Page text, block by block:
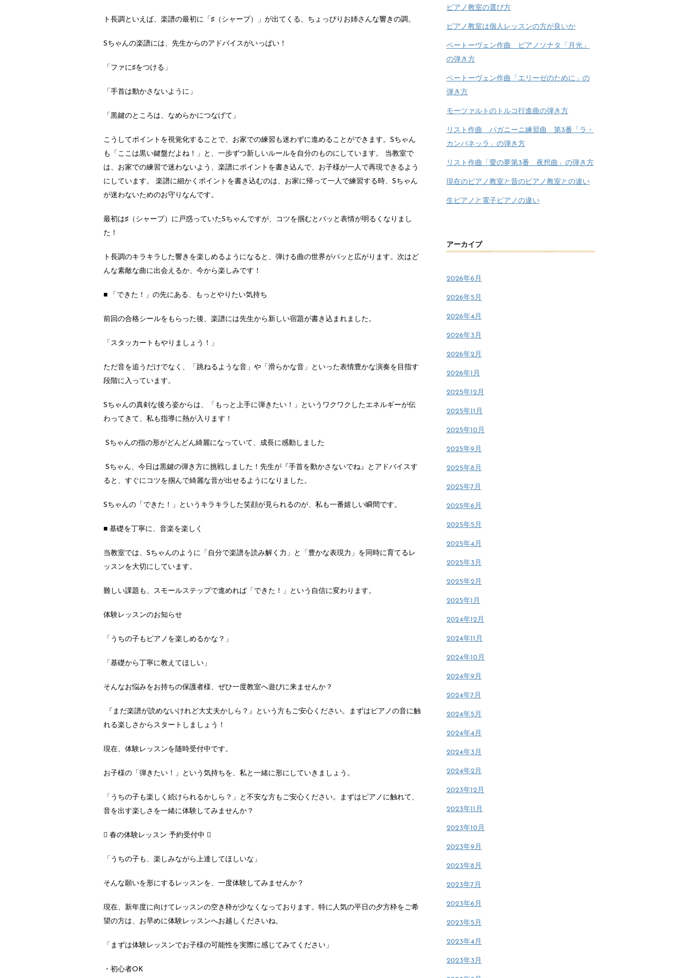
ト長調といえば、楽譜の最初に「♯（シャープ）」が出てくる、ちょっぴりお姉さんな響きの調。
Sちゃんの楽譜には、先生からのアドバイスがいっぱい！
「ファに♯をつける」
「手首は動かさないように」
「黒鍵のところは、なめらかにつなげて」
こうしてポイントを視覚化することで、お家での練習も迷わずに進めることができます。Sちゃん
も「ここは黒い鍵盤だよね！」と、一歩ずつ新しいルールを自分のものにしています。 当教室で
は、お家での練習で迷わないよう、楽譜にポイントを書き込んで、お子様が一人で再現できるよう
にしています。 楽譜に細かくポイントを書き込むのは、お家に帰って一人で練習する時、Sちゃん
が迷わないためのお守りなんです。
最初は♯（シャープ）に戸惑っていたSちゃんですが、コツを掴むとパッと表情が明るくなりまし
た！
ト長調のキラキラした響きを楽しめるようになると、弾ける曲の世界がパッと広がります。次はど
んな素敵な曲に出会えるか、今から楽しみです！
■ 「できた！」の先にある、もっとやりたい気持ち
前回の合格シールをもらった後、楽譜には先生から新しい宿題が書き込まれました。
「スタッカートもやりましょう！」
ただ音を追うだけでなく、「跳ねるような音」や「滑らかな音」といった表情豊かな演奏を目指す
段階に入っています。
Sちゃんの真剣な後ろ姿からは、「もっと上手に弾きたい！」というワクワクしたエネルギーが伝
わってきて、私も指導に熱が入ります！
Sちゃんの指の形がどんどん綺麗になっていて、成長に感動しました
Sちゃん、今日は黒鍵の弾き方に挑戦しました！先生が『手首を動かさないでね』とアドバイスす
ると、すぐにコツを掴んで綺麗な音が出せるようになりました。
Sちゃんの「できた！」というキラキラした笑顔が見られるのが、私も一番嬉しい瞬間です。
■ 基礎を丁寧に、音楽を楽しく
当教室では、Sちゃんのように「自分で楽譜を読み解く力」と「豊かな表現力」を同時に育てるレ
ッスンを大切にしています。
難しい課題も、スモールステップで進めれば「できた！」という自信に変わります。
体験レッスンのお知らせ
「うちの子もピアノを楽しめるかな？」
「基礎から丁寧に教えてほしい」
そんなお悩みをお持ちの保護者様、ぜひ一度教室へ遊びに来ませんか？
『まだ楽譜が読めないけれど大丈夫かしら？』という方もご安心ください。まずはピアノの音に触
れる楽しさからスタートしましょう！
現在、体験レッスンを随時受付中です。
お子様の「弾きたい！」という気持ちを、私と一緒に形にしていきましょう。
「うちの子も楽しく続けられるかしら？」と不安な方もご安心ください。まずはピアノに触れて、
音を出す楽しさを一緒に体験してみませんか？
 春の体験レッスン 予約受付中 
「うちの子も、楽しみながら上達してほしいな」
そんな願いを形にするレッスンを、一度体験してみませんか？
現在、新年度に向けてレッスンの空き枠が少なくなっております。特に人気の平日の夕方枠をご希
望の方は、お早めに体験レッスンへお越しくださいね。
「まずは体験レッスンでお子様の可能性を実際に感じてみてください」
・初心者OK
ピアノ教室の選び方
ピアノ教室は個人レッスンの方が良いか
ベートーヴェン作曲 ピアノソナタ「月光」
の弾き方
ベートーヴェン作曲「エリーゼのために」の
弾き方
モーツァルトのトルコ行進曲の弾き方
リスト作曲 パガニーニ練習曲 第3番「ラ・
カンパネッラ」の弾き方
リスト作曲「愛の夢第3番 夜想曲」の弾き方
現在のピアノ教室と昔のピアノ教室との違い
生ピアノと電子ピアノの違い
アーカイブ
2026年6月
2026年5月
2026年4月
2026年3月
2026年2月
2026年1月
2025年12月
2025年11月
2025年10月
2025年9月
2025年8月
2025年7月
2025年6月
2025年5月
2025年4月
2025年3月
2025年2月
2025年1月
2024年12月
2024年11月
2024年10月
2024年9月
2024年7月
2024年5月
2024年4月
2024年3月
2024年2月
2023年12月
2023年11月
2023年10月
2023年9月
2023年8月
2023年7月
2023年6月
2023年5月
2023年4月
2023年3月